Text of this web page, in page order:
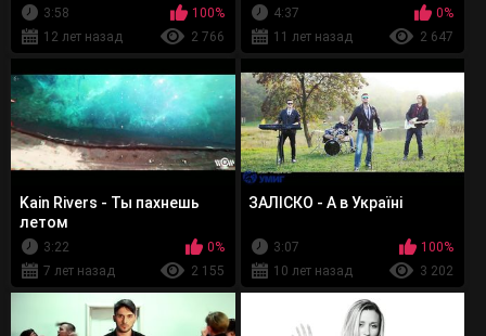
3:58
100%
12 лет назад
2 766
4:37
0%
11 лет назад
2 647
Kain Rivers - Ты пахнешь
летом
3:22
0%
7 лет назад
2 155
ЗАЛІСКО - А в Україні
3:07
100%
10 лет назад
3 202